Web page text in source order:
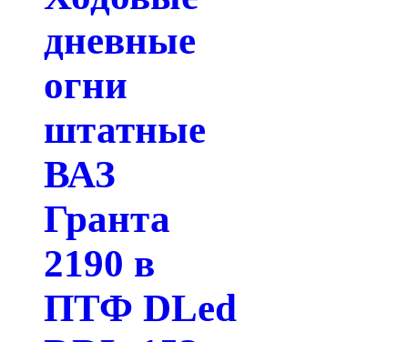
дневные
огни
штатные
ВАЗ
Гранта
2190 в
ПТФ DLed